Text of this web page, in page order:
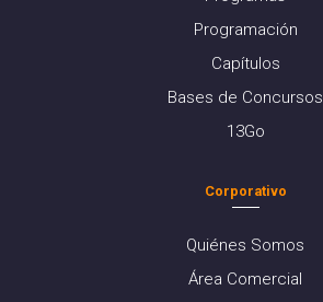
Programación
Capítulos
Bases de Concursos
13Go
Corporativo
Quiénes Somos
Área Comercial